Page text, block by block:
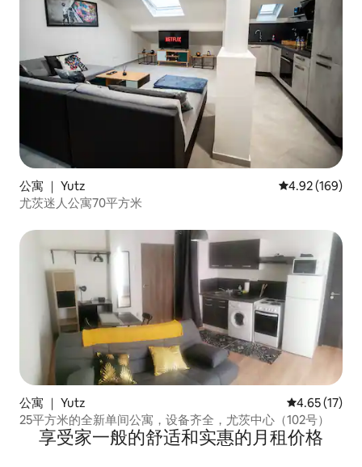
公寓 ｜ Yutz 平均评分 4.92
4.92 (169)
尤茨迷人公寓70平方米
公寓 ｜ Yutz 平均评分
4.65 (17)
25平方米的全新单间公寓，设备齐全，尤茨中心（102号）
享受家一般的舒适和实惠的月租价格